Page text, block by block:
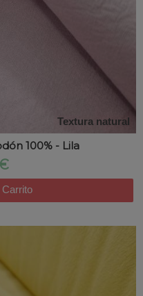
Textura natural
100% - Lila